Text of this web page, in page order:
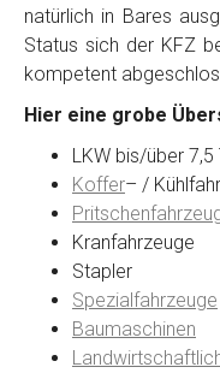
natürlich in Bares
Status sich der KFZ
kompetent
Hier eine grobe
LKW bis/über 7,5
Koffer– /
Kranfahrzeuge
Stapler
Spezialfahrzeuge
Baumaschinen